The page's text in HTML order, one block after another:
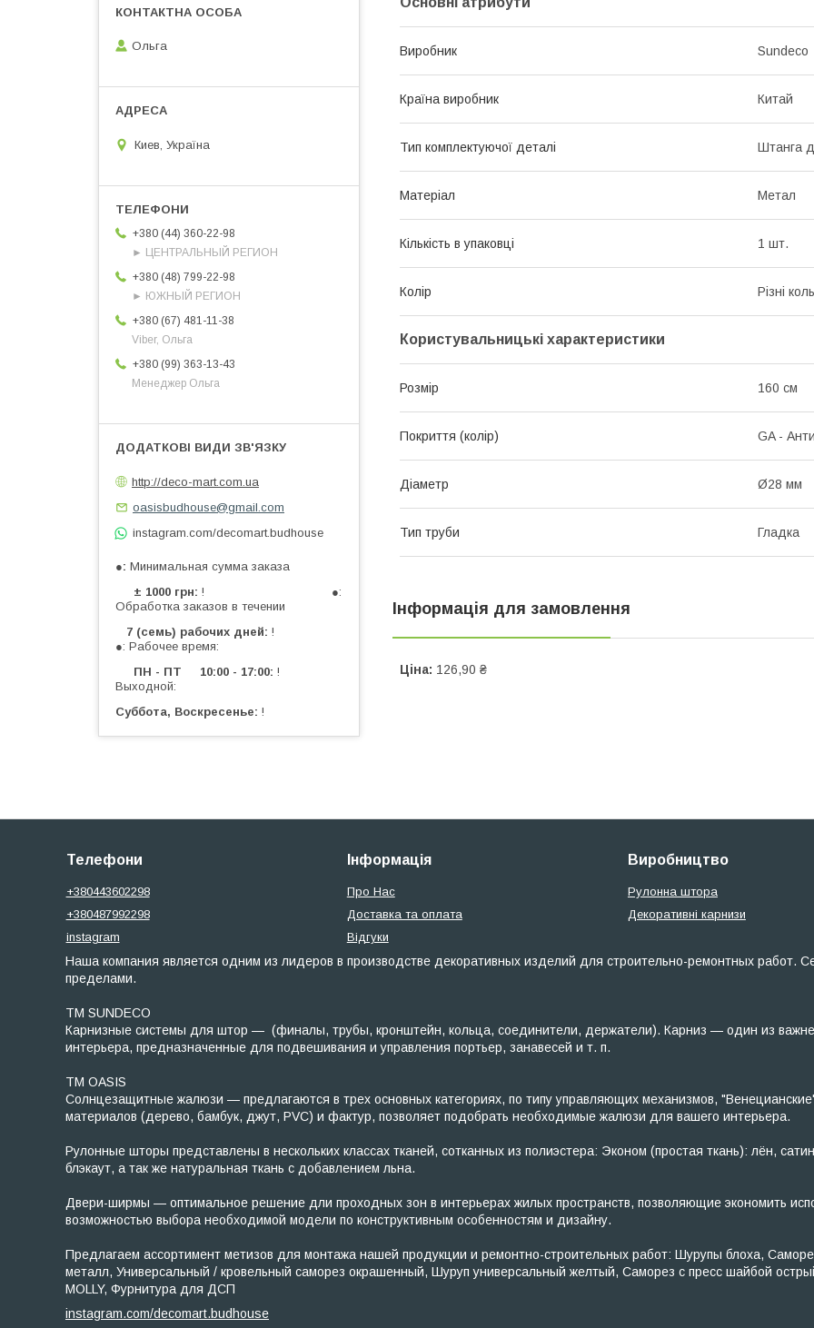
Виробник Sundeco
Країна виробник Китай
Тип комплектуючої деталі Штанга
Матеріал Метал
Кількість в упаковці 1 шт.
Колір Різні
Користувальницькі характеристики
Розмір 160 см
Покриття (колір) GA -
Діаметр Ø28 мм
Тип труби Гладка
Інформація для замовлення
Ціна: 126,90 ₴
Ольга
Киев, Україна
+380 (44) 360-22-98
► ЦЕНТРАЛЬНЫЙ РЕГИОН
+380 (48) 799-22-98
► ЮЖНЫЙ РЕГИОН
+380 (67) 481-11-38
Viber, Ольга
+380 (99) 363-13-43
Менеджер Ольга
http://deco-mart.com.ua
oasisbudhouse@gmail.com
instagram.com/decomart.budhouse
● Минимальная сумма заказа
± 1000 грн ! ●:
Обработка заказов в течении
7 (семь) рабочих дней !
●: Рабочее время:
ПН - ПТ 10:00 - 17:00 !
Выходной:
Суббота, Воскресенье !
Телефони
+380443602298
+380487992298
instagram
Інформація
Про Нас
Доставка та оплата
Відгуки
Виробництво
Рулонна штора
Декоративні карнизи
Наша компания является одним из лидеров в производстве декоративных изделий для строительно-ремонтных работ.
пределами.
ТМ SUNDECO
Карнизные системы для штор — (финалы, трубы, кронштейн, кольца, соединители, держатели). Карниз — один из
интерьера, предназначенные для подвешивания и управления портьер, занавесей и т. п.
TM OASIS
Солнцезащитные жалюзи — предлагаются в трех основных категориях, по типу управляющих механизмов,
материалов (дерево, бамбук, джут, PVC) и фактур, позволяет подобрать необходимые жалюзи для вашего интерьера.
Рулонные шторы представлены в нескольких классах тканей, сотканных из полиэстера: Эконом (простая ткань): лён,
блэкаут, а так же натуральная ткань с добавлением льна.
Двери-ширмы — оптимальное решение дли проходных зон в интерьерах жилых пространств, позволяющие экономить
возможностью выбора необходимой модели по конструктивным особенностям и дизайну.
Предлагаем ассортимент метизов для монтажа нашей продукции и ремонтно-строительных работ: Шурупы блоха,
металл, Универсальный / кровельный саморез окрашенный, Шуруп универсальный желтый, Саморез с пресс шайбой
MOLLY, Фурнитура для ДСП
instagram.com/decomart.budhouse